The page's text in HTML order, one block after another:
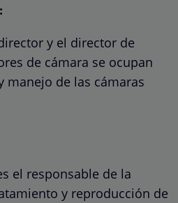
y el director de
de cámara se ocupan
manejo de las cámaras
el responsable de la
y reproducción de